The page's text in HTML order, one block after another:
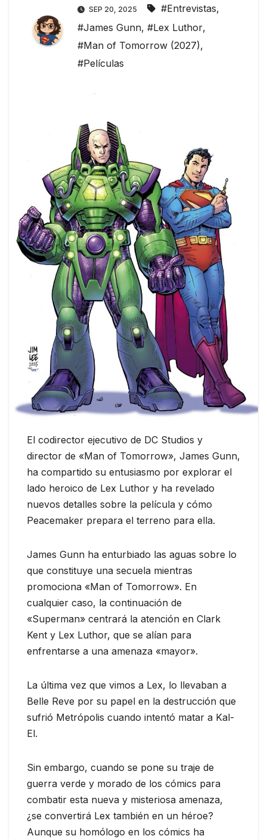
SEP 20, 2025 #Entrevistas,
#James Gunn, #Lex Luthor,
#Man of Tomorrow (2027),
#Películas
El codirector ejecutivo de DC Studios y
director de «Man of Tomorrow», James Gunn,
ha compartido su entusiasmo por explorar el
lado heroico de Lex Luthor y ha revelado
nuevos detalles sobre la película y cómo
Peacemaker prepara el terreno para ella.
James Gunn ha enturbiado las aguas sobre lo
que constituye una secuela mientras
promociona «Man of Tomorrow». En
cualquier caso, la continuación de
«Superman» centrará la atención en Clark
Kent y Lex Luthor, que se alían para
enfrentarse a una amenaza «mayor».
La última vez que vimos a Lex, lo llevaban a
Belle Reve por su papel en la destrucción que
sufrió Metrópolis cuando intentó matar a Kal-
El.
Sin embargo, cuando se pone su traje de
guerra verde y morado de los cómics para
combatir esta nueva y misteriosa amenaza,
¿se convertirá Lex también en un héroe?
Aunque su homólogo en los cómics ha